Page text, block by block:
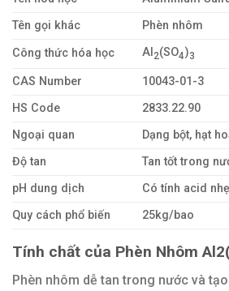
Tên gọi khác
Phèn nhôm
Công thức hóa học
Al 2(SO4)3
CAS Number
10043-01-3
HS Code
2833.22.90
Ngoại quan
Dạng bột, hạt
Độ tan
Tan tốt trong
pH dung dịch
Có tính acid nhẹ
Quy cách phổ biến
25kg/bao
Tính chất của Phèn Nhôm
Phèn nhôm dễ tan trong nước và